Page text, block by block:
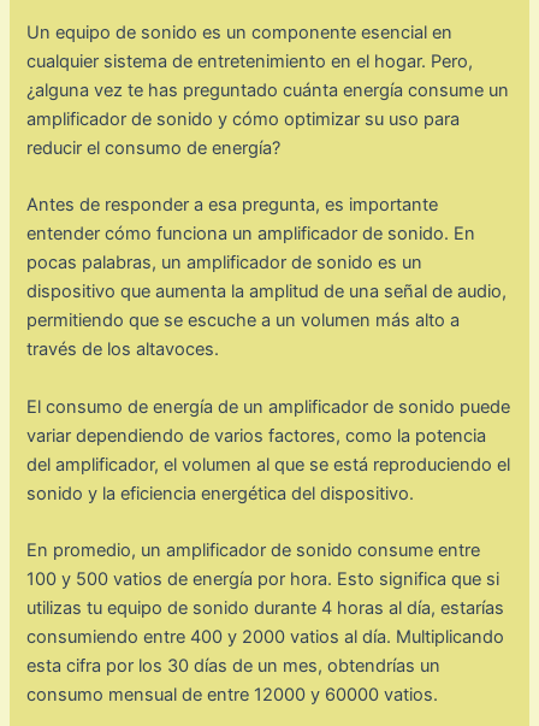
Un equipo de sonido es un componente esencial en
cualquier sistema de entretenimiento en el hogar. Pero,
¿alguna vez te has preguntado cuánta energía consume un
amplificador de sonido y cómo optimizar su uso para
reducir el consumo de energía?
Antes de responder a esa pregunta, es importante
entender cómo funciona un amplificador de sonido. En
pocas palabras, un amplificador de sonido es un
dispositivo que aumenta la amplitud de una señal de audio,
permitiendo que se escuche a un volumen más alto a
través de los altavoces.
El consumo de energía de un amplificador de sonido puede
variar dependiendo de varios factores, como la potencia
del amplificador, el volumen al que se está reproduciendo el
sonido y la eficiencia energética del dispositivo.
En promedio, un amplificador de sonido consume entre
100 y 500 vatios de energía por hora. Esto significa que si
utilizas tu equipo de sonido durante 4 horas al día, estarías
consumiendo entre 400 y 2000 vatios al día. Multiplicando
esta cifra por los 30 días de un mes, obtendrías un
consumo mensual de entre 12000 y 60000 vatios.